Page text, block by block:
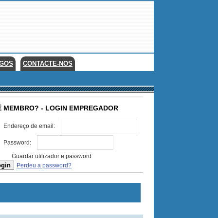
CONTACTE-NOS
MEMBRO? - LOGIN EMPREGADOR
Endereço de email:
Password:
Guardar utilizador e password
Perdeu a password?